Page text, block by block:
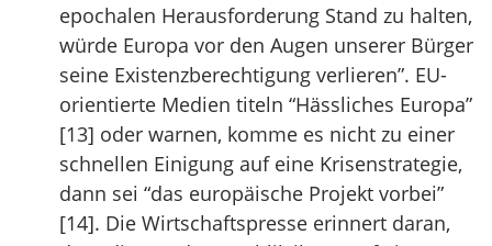
epochalen Herausforderung Stand zu halten,
würde Europa vor den Augen unserer Bürger
seine Existenzberechtigung verlieren”. EU-
orientierte Medien titeln “Hässliches Europa”
[13] oder warnen, komme es nicht zu einer
schnellen Einigung auf eine Krisenstrategie,
dann sei “das europäische Projekt vorbei”
[14]. Die Wirtschaftspresse erinnert daran,